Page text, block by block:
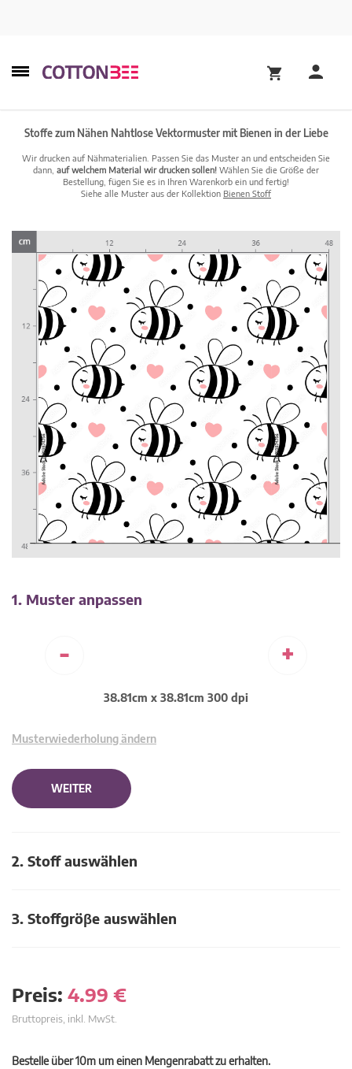
Stoffe zum Nähen Nahtlose Vektormuster mit Bienen in der Liebe
Wir drucken auf Nähmaterialien. Passen Sie das Muster an und entscheiden Sie
dann, auf welchem Material wir drucken sollen! Wählen Sie die Größe der
Bestellung, fügen Sie es in Ihren Warenkorb ein und fertig!
Siehe alle Muster aus der Kollektion Bienen Stoff
1. Muster anpassen
- +
38.81cm x 38.81cm 300 dpi
Musterwiederholung ändern
WEITER
2. Stoff auswählen
3. Stoffgröβe auswählen
Preis: 4.99 €
Bruttopreis, inkl. MwSt.
Bestelle über 10m um einen Mengenrabatt zu erhalten.